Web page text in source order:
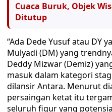
Cuaca Buruk, Objek
Ditutup
“Ada Dede Yusuf atau DY
Mulyadi (DM) yang
Deddy Mizwar (Demiz)
masuk dalam kategori
dilansir Antara. Menurut
persaingan ketat itu
seluruh figur yang